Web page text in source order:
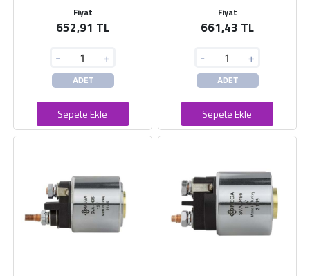
Fiyat
652,91 TL
- +
ADET
Sepete Ekle
Fiyat
661,43 TL
- +
ADET
Sepete Ekle